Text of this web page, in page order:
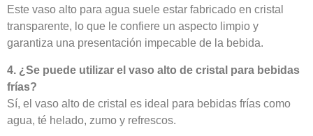
Este vaso alto para agua suele estar fabricado en cristal
transparente, lo que le confiere un aspecto limpio y
garantiza una presentación impecable de la bebida.
4. ¿Se puede utilizar el vaso alto de cristal para bebidas
frías?
Sí, el vaso alto de cristal es ideal para bebidas frías como
agua, té helado, zumo y refrescos.